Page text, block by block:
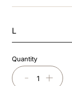
3.reithelm
6. chromo 2
L
Quantity
＋
－